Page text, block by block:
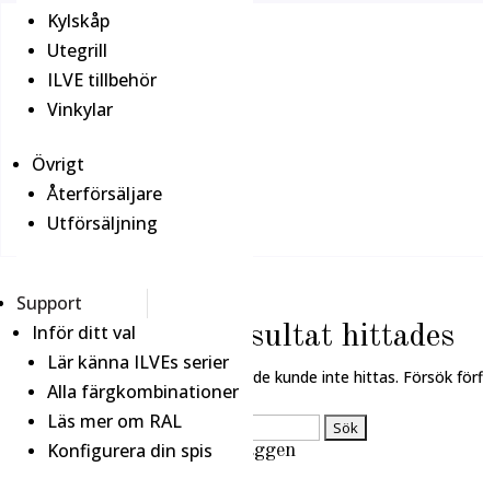
Kylskåp
Utegrill
ILVE tillbehör
Vinkylar
Övrigt
Återförsäljare
Utförsäljning
Support
Inför ditt val
Lär känna ILVEs serier
Alla färgkombinationer
Läs mer om RAL
Konfigurera din spis
Inga resultat hittades
Sidan du begärde kunde inte hittas. Försök
Sök
efter:
Senaste inläggen